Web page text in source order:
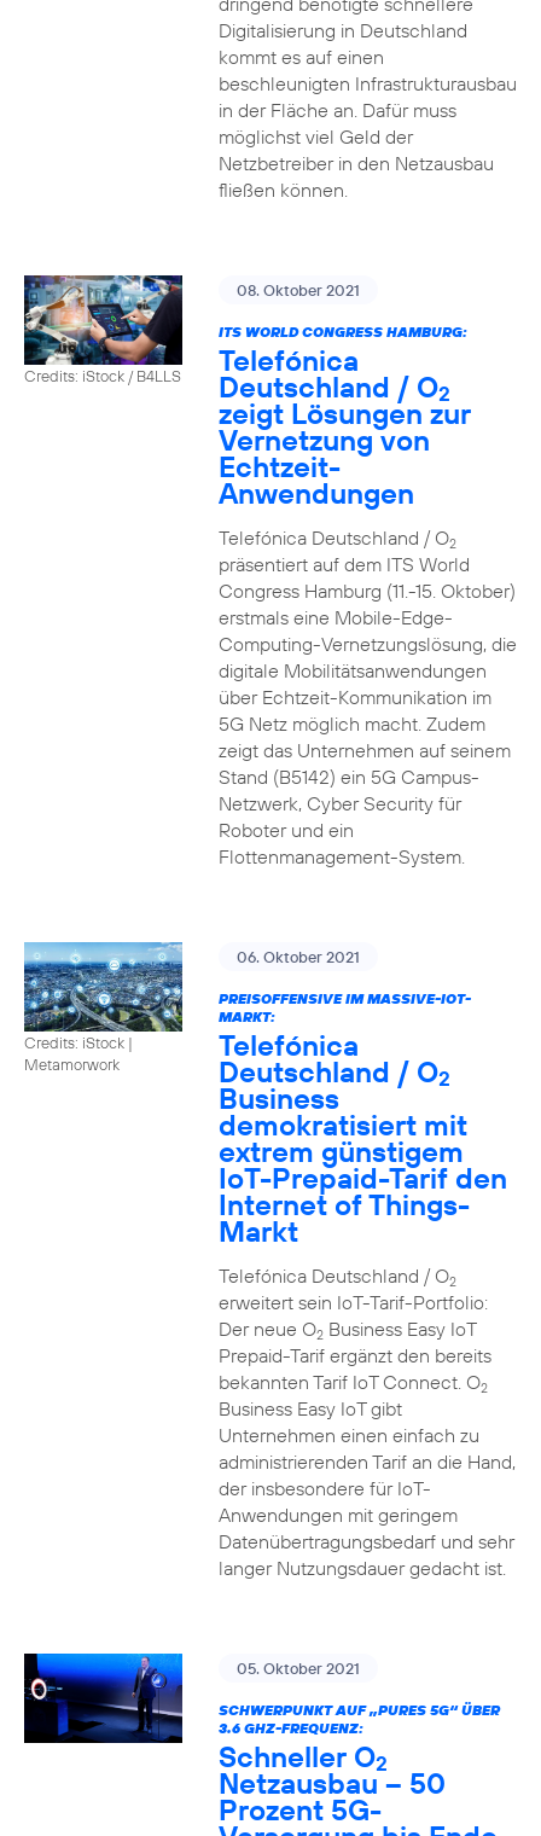
Digitalisierung in Deutschland
kommt es auf einen
beschleunigten Infrastrukturausbau
in der Fläche an. Dafür muss
möglichst viel Geld der
Netzbetreiber in den Netzausbau
fließen können.
Credits: iStock / B4LLS
08. Oktober 2021
ITS WORLD CONGRESS HAMBURG:
Telefónica
Deutschland / O2
zeigt Lösungen zur
Vernetzung von
Echtzeit-
Anwendungen
Telefónica Deutschland / O2
präsentiert auf dem ITS World
Congress Hamburg (11.-15. Oktober)
erstmals eine Mobile-Edge-
Computing-Vernetzungslösung, die
digitale Mobilitätsanwendungen
über Echtzeit-Kommunikation im
5G Netz möglich macht. Zudem
zeigt das Unternehmen auf seinem
Stand (B5142) ein 5G Campus-
Netzwerk, Cyber Security für
Roboter und ein
Flottenmanagement-System.
Credits: iStock |
Metamorwork
06. Oktober 2021
PREISOFFENSIVE IM MASSIVE-IOT-
MARKT:
Telefónica
Deutschland / O2
Business
demokratisiert mit
extrem günstigem
IoT-Prepaid-Tarif den
Internet of Things-
Markt
Telefónica Deutschland / O2
erweitert sein IoT-Tarif-Portfolio:
Der neue O2Business Easy IoT
Prepaid-Tarif ergänzt den bereits
bekannten Tarif IoT Connect. O2
Business Easy IoT gibt
Unternehmen einen einfach zu
administrierenden Tarif an die Hand,
der insbesondere für IoT-
Anwendungen mit geringem
Datenübertragungsbedarf und sehr
langer Nutzungsdauer gedacht ist.
05. Oktober 2021
SCHWERPUNKT AUF „PURES 5G“ ÜBER
3.6 GHZ-FREQUENZ:
Schneller O2
Netzausbau – 50
Prozent 5G-